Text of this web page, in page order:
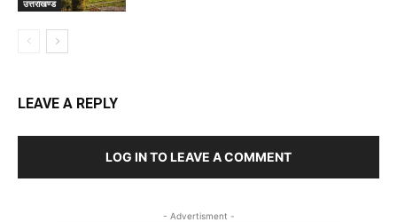
उत्तराखण्ड
LEAVE A REPLY
LOG IN TO LEAVE A COMMENT
- Advertisment -